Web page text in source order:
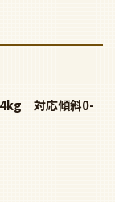
対応傾斜0-